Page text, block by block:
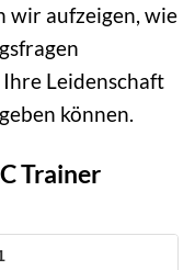
wir aufzeigen, wie
Leidenschaft
können.
Trainer